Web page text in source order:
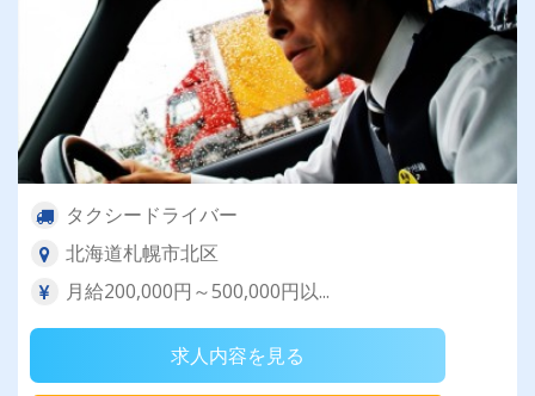
タクシードライバー
北海道札幌市北区
月給200,000円～500,000円以...
求人内容を見る